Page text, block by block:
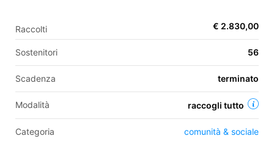
IT
EN
ES
Raccolti € 2.830,00
Sostenitori 56
Scadenza terminato
Modalità raccogli tutto
Categoria comunità & sociale